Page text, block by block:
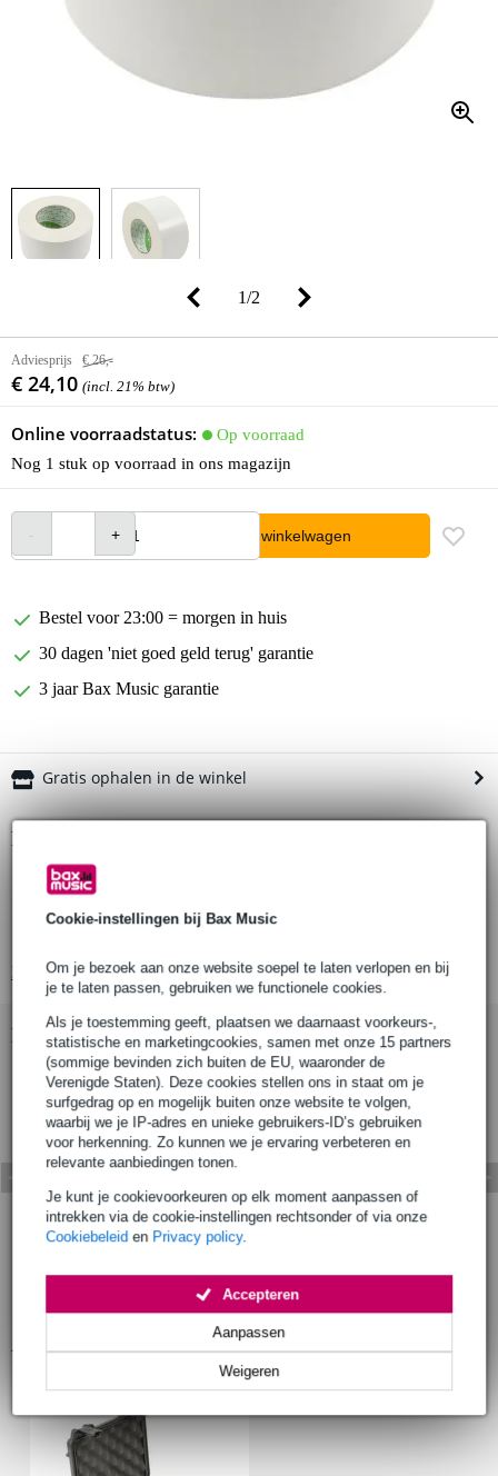
Cookie-instellingen bij Bax Music
Om je bezoek aan onze website soepel te laten verlopen en bij
je te laten passen, gebruiken we functionele cookies.
Als je toestemming geeft, plaatsen we daarnaast voorkeurs-,
statistische en marketingcookies, samen met onze 15 partners
(sommige bevinden zich buiten de EU, waaronder de
Verenigde Staten). Deze cookies stellen ons in staat om je
surfgedrag op en mogelijk buiten onze website te volgen,
waarbij we je IP-adres en unieke gebruikers-ID’s gebruiken
voor herkenning. Zo kunnen we je ervaring verbeteren en
relevante aanbiedingen tonen.
Je kunt je cookievoorkeuren op elk moment aanpassen of
intrekken via de cookie-instellingen rechtsonder of via onze
Cookiebeleid en Privacy policy.
Weigeren
Aanpassen
Accepteren
1/2
Adviesprijs € 26,-
€ 24,10 (incl. 21% btw)
Online voorraadstatus:
Op voorraad
Nog 1 stuk op voorraad in ons magazijn
In winkelwagen
Bestel voor 23:00 = morgen in huis
30 dagen 'niet goed geld terug' garantie
3 jaar Bax Music garantie
Gratis ophalen in de winkel
Productinformatie
breedte rol: 75 mm
Bekijk alle productspecificaties
Bekijk ook eens (2)